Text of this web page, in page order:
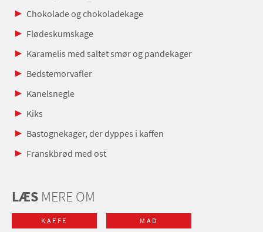
Chokolade og chokoladekage
Flødeskumskage
Karamelis med saltet smør og pandekager
Bedstemorvafler
Kanelsnegle
Kiks
Bastognekager, der dyppes i kaffen
Franskbrød med ost
LÆS MERE OM
KAFFE MAD